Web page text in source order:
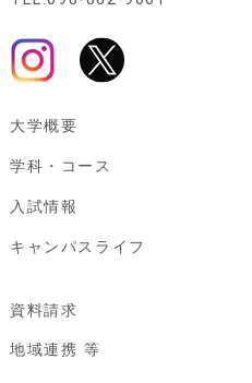
大学概要
学科・コース
入試情報
キャンパスライフ
資料請求
地域連携 等